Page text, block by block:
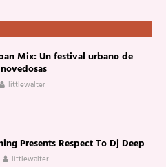
Mix: Un festival urbano de
littlewalter
Presents Respect To Dj Deep
littlewalter